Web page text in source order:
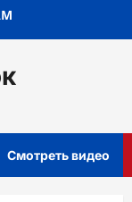
Смотреть видео